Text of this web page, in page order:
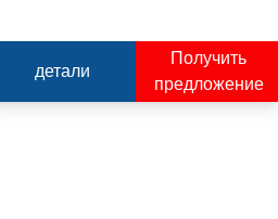
детали
Получить
предложение